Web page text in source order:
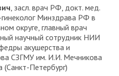
, засл. врач РФ, докт. мед.
Минздрава РФ в
округе, главный врач
научный сотрудник НИИ
акушерства и
СЗГМУ им. И.И. Мечникова
Петербург)